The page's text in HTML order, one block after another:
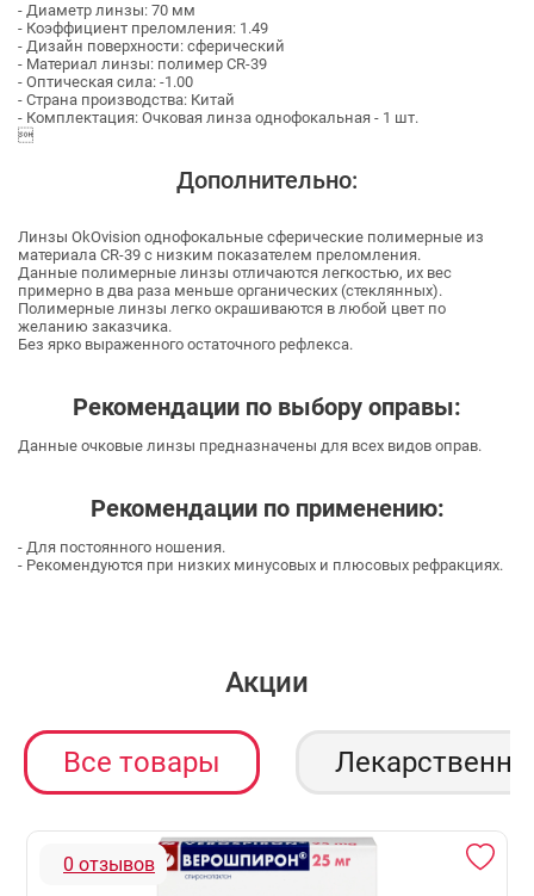
- Диаметр линзы: 70 мм
- Коэффициент преломления: 1.49
- Дизайн поверхности: сферический
- Материал линзы: полимер CR-39
- Оптическая сила: -1.00
- Страна производства: Китай
- Комплектация: Очковая линза однофокальная - 1 шт.

Дополнительно:
Линзы OkOvision однофокальные сферические полимерные из
материала CR-39 с низким показателем преломления.
Данные полимерные линзы отличаются легкостью, их вес
примерно в два раза меньше органических (стеклянных).
Полимерные линзы легко окрашиваются в любой цвет по
желанию заказчика.
Без ярко выраженного остаточного рефлекса.
Рекомендации по выбору оправы:
Данные очковые линзы предназначены для всех видов оправ.
Рекомендации по применению:
- Для постоянного ношения.
- Рекомендуются при низких минусовых и плюсовых рефракциях.
Акции
Все товары
0 отзывов